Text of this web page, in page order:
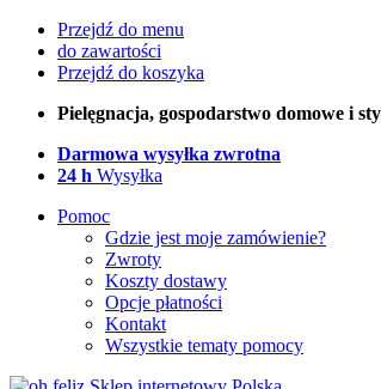
Przejdź do menu
do zawartości
Przejdź do koszyka
Pielęgnacja, gospodarstwo domowe i
Darmowa wysyłka zwrotna
24 h Wysyłka
Pomoc
Gdzie jest moje zamówienie?
Zwroty
Koszty dostawy
Opcje płatności
Kontakt
Wszystkie tematy pomocy